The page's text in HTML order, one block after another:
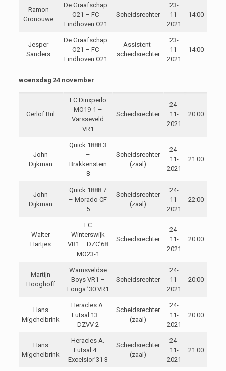
Ramon
Gronouwe
De Graafschap
O21 – FC
Eindhoven O21
Scheidsrechter
23-
11-
2021
14:00
Jesper
Sanders
De Graafschap
O21 – FC
Eindhoven O21
Assistent-
scheidsrechter
23-
11-
2021
14:00
woensdag 24 november
Gerlof Bril
FC Dinxperlo
MO19-1 –
Varsseveld
VR1
Scheidsrechter
24-
11-
2021
20:00
John
Dijkman
Quick 1888 3
–
Brakkenstein
8
Scheidsrechter
(zaal)
24-
11-
2021
21:00
John
Dijkman
Quick 1888 7
– Morado CF
5
Scheidsrechter
(zaal)
24-
11-
2021
22:00
Walter
Hartjes
FC
Winterswijk
VR1 – DZC’68
MO23-1
Scheidsrechter
24-
11-
2021
20:00
Martijn
Hooghoff
Warnsveldse
Boys VR1 –
Longa ’30 VR1
Scheidsrechter
24-
11-
2021
20:00
Hans
Migchelbrink
Heracles A.
Futsal 13 –
DZVV 2
Scheidsrechter
(zaal)
24-
11-
2021
20:00
Hans
Migchelbrink
Heracles A.
Futsal 4 –
Excelsior’31 3
Scheidsrechter
(zaal)
24-
11-
2021
21:00